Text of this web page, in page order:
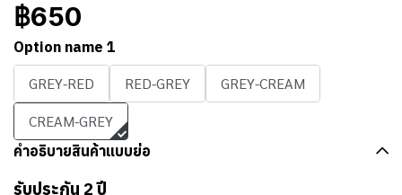
฿650
Option name 1
GREY-RED RED-GREY
GREY-CREAM
CREAM-GREY
คำอธิบายสินค้าแบบย่อ
รับประกัน 2 ปี